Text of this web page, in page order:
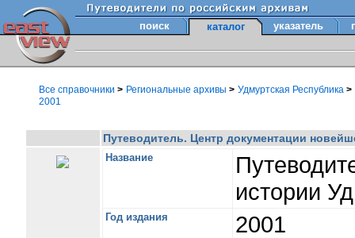
поиск каталог указатель
Все справочники > Региональные архивы > Удмуртская Республика >
2001
Путеводитель. Центр документации
Название
истории
Год издания 2001